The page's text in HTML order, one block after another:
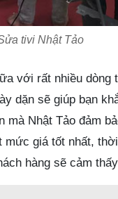
tivi Nhật Tảo
với rất nhiều
dặn sẽ giúp bạn
Nhật Tảo đảm
mức giá tốt nhất,
hàng sẽ cảm